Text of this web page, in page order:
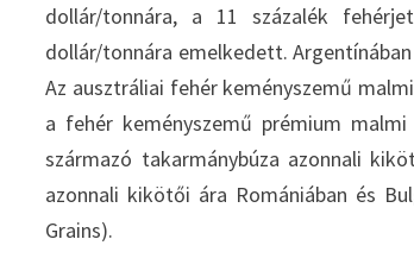
dollár/tonnára, a 11 százalék
dollár/tonnára emelkedett.
Az ausztráliai fehér keményszemű
a fehér keményszemű prémium
származó takarmánybúza azonnali
azonnali kikötői ára Romániában és
Grains).